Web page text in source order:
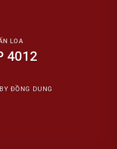
LOA
4012
ĐỒNG DUNG